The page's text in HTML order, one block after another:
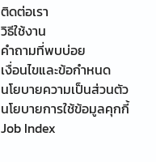
ติดต่อเรา
วิธีใช้งาน
คำถามที่พบบ่อย
เงื่อนไขและข้อกำหนด
นโยบายความเป็นส่วนตัว
นโยบายการใช้ข้อมูลคุกกี้
Job Index